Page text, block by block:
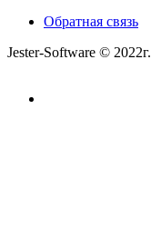
Обратная связь
Jester-Software © 2022г.